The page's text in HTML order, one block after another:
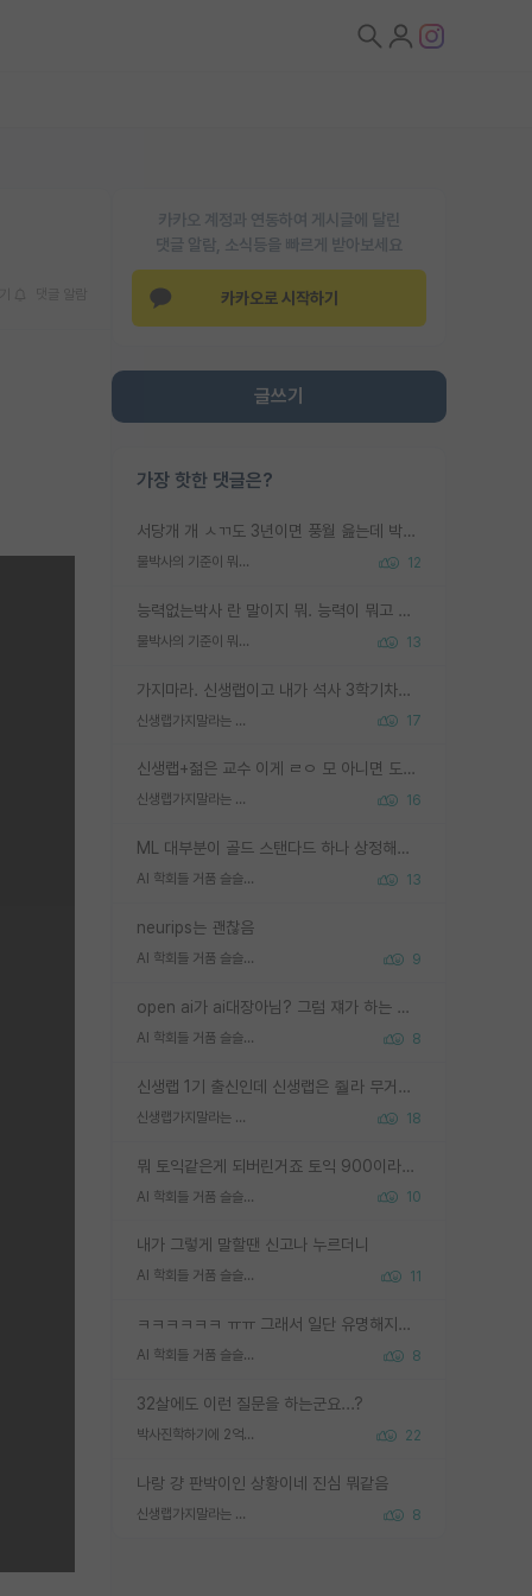
카카오 계정과 연동하여 게시글에 달린
댓글 알람, 소식등을 빠르게 받아보세요
카카오로 시작하기
글쓰기
가장 핫한 댓글은?
서당개 개 ㅅㄲ도 3년이면 풍월 읊는데 박사 5년 이상 대리고 있으면서 물된건 교수 탓 맞는ㄱ게 거기가 서당이 아니란 소리임
물박사의 기준이 뭐임? 12
능력없는박사 란 말이지 뭐. 능력이 뭐고 능력이 있다는게 뭔지는 사람마다 기준이 다르니까 얘기해봐야 서로 자기 기준만 얘기해서 논쟁이 끝이 안나고. 주위에서 능력있고 야심있는 신입생이 교수가 유의미한 피드백을 아예 안주면서 제대로된 과제에 참여해볼 기회도 제공하지 않고 잡일 뺑뺑이만 돌려서 맨날 단순작업만 하면서 밤새다가 눈빛이 점점 죽어가는걸 본 사람은 물박사는 교수탓이라고 하고, 교수는 이것저것 알려도 주고 기회도 주고 사수 동기 붙여주면서 어떻게든 끌고가려고 하는데 본인이 매일 뺀질거리면서 출근 하는둥마는둥 하다가 기껏 와서도 폰이나 쳐다보다가 실험 망치고 저녁약속있어서 먼저 가볼게요~ 하는걸 본 사람은 물박사는 본인탓이라고 함.
물박사의 기준이 뭐임? 13
가지마라. 신생랩이고 내가 석사 3학기차인데 최고참인데 나도 아무것도 모르는데 교수가 후배들 왜 논문 교육 안시키냐. 논문 왜 안 써오냐 닦달한다
신생랩가지말라는 이유가 있었구나 17
신생랩+젊은 교수 이게 ㄹㅇ 모 아니면 도인듯.
신생랩가지말라는 이유가 있었구나 16
ML 대부분이 골드 스탠다드 하나 상정해놓고 (벤치마크 데이터셋이 여러 개면 여러 개 상정) 그거 얼마나 잘 맞추나 싸움임 가끔 번뜩이는 설계 철학을 보여주는 논문들도 있지만 대부분 그거 성적 얼마나 더 올리느라에 혈안이 되어 있는 측면이 잇음
AI 학회들 거품 슬슬 지적이 나오네요 13
neurips는 괜찮음
AI 학회들 거품 슬슬 지적이 나오네요 9
open ai가 ai대장아님? 그럼 쟤가 하는 말이 다 맞겠네
AI 학회들 거품 슬슬 지적이 나오네요 8
신생랩 1기 출신인데 신생랩은 줠라 무거운 바벨 같은거임. 들면 대박인데 못들면 깔려 죽음. 아무도 알려주지 않는 환경에서 자생해야하지만, 일단 살아남았다면 그 어떤 사람보다 악착같고 생존력 높은 사람으로 거듭날 수 있음
신생랩가지말라는 이유가 있었구나 18
뭐 토익같은게 되버린거죠 토익 900이라고 영어잘하는건 아닙니다만 잘하는사람은 다 900을 넘는 그런
AI 학회들 거품 슬슬 지적이 나오네요 10
내가 그렇게 말할땐 신고나 누르더니
AI 학회들 거품 슬슬 지적이 나오네요 11
ㅋㅋㅋㅋㅋㅋ ㅠㅠ 그래서 일단 유명해지는게 중요한거같습니다
AI 학회들 거품 슬슬 지적이 나오네요 8
32살에도 이런 질문을 하는군요...?
박사진학하기에 2억은 괜찮은 (?) 정도의 경제력인가요 22
나랑 걍 판박이인 상황이네 진심 뭐같음
신생랩가지말라는 이유가 있었구나 8